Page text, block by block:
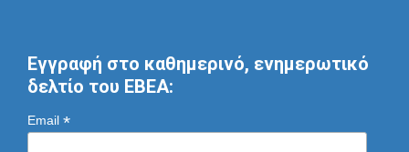
Εγγραφή στο καθημερινό, ενημερωτικό
δελτίο του ΕΒΕΑ:
Email *